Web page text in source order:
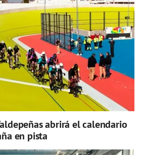
abrirá el calendario
en pista